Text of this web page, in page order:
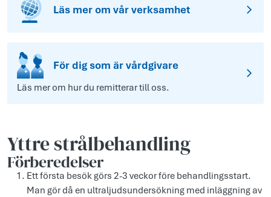
Läs mer om vår verksamhet
För dig som är vårdgivare
Läs mer om hur du remitterar till oss.
Yttre strålbehandling
Förberedelser
Ett första besök görs 2-3 veckor före behandlingsstart.
Man gör då en ultraljudsundersökning med inläggning av